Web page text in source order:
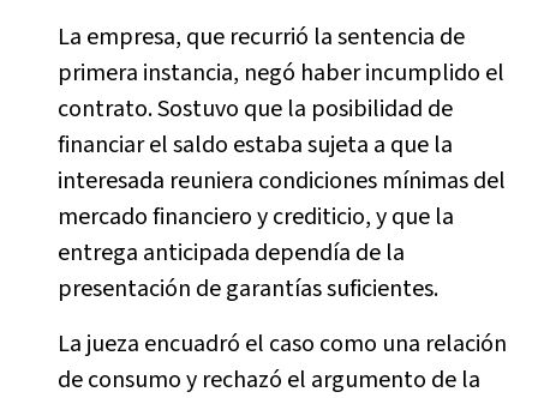
La empresa, que recurrió la sentencia de
primera instancia, negó haber incumplido el
contrato. Sostuvo que la posibilidad de
financiar el saldo estaba sujeta a que la
interesada reuniera condiciones mínimas del
mercado financiero y crediticio, y que la
entrega anticipada dependía de la
presentación de garantías suficientes.
La jueza encuadró el caso como una relación
de consumo y rechazó el argumento de la